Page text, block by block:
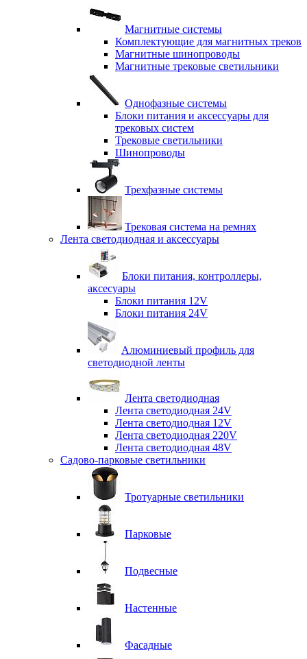
Магнитные системы
Комплектующие для магнитных треков
Магнитные шинопроводы
Магнитные трековые светильники
Однофазные системы
Блоки питания и аксессуары для
трековых систем
Трековые светильники
Шинопроводы
Трехфазные системы
Трековая система на ремнях
Лента светодиодная и аксессуары
Блоки питания, контроллеры,
аксесуары
Блоки питания 12V
Блоки питания 24V
Алюминиевый профиль для
светодиодной ленты
Лента светодиодная
Лента светодиодная 24V
Лента светодиодная 12V
Лента светодиодная 220V
Лента светодиодная 48V
Садово-парковые светильники
Тротуарные светильники
Парковые
Подвесные
Настенные
Фасадные